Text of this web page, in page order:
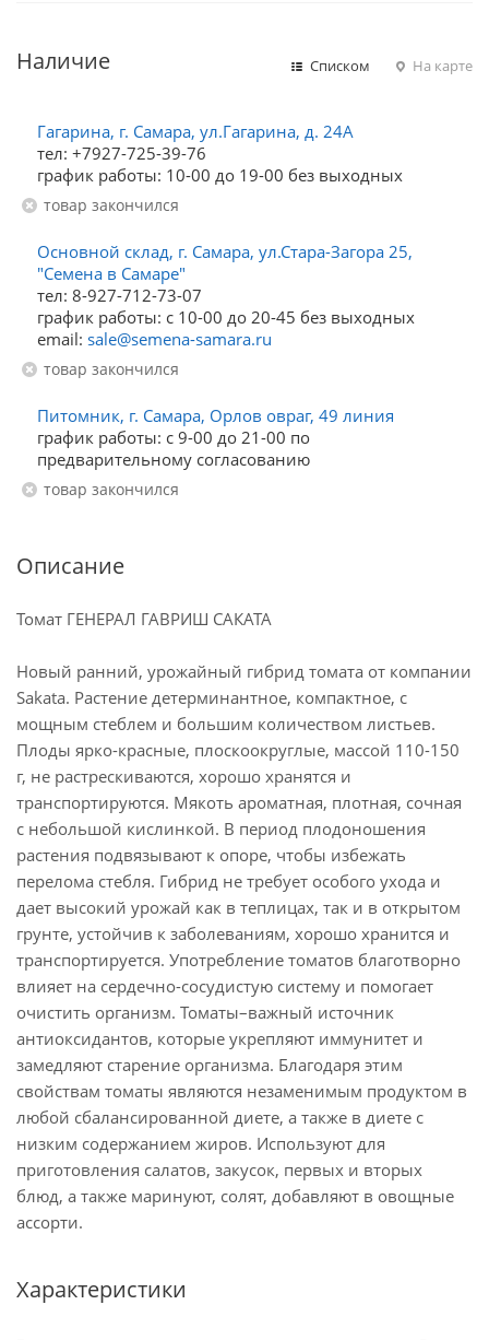
Наличие Списком На карте
Гагарина, г. Самара, ул.Гагарина, д. 24А
тел: +7927-725-39-76
график работы: 10-00 до 19-00 без выходных
Товар закончился
Основной склад, г. Самара, ул.Стара-Загора 25,
"Семена в Самаре"
тел: 8-927-712-73-07
график работы: с 10-00 до 20-45 без выходных
email: sale@semena-samara.ru
Товар закончился
Питомник, г. Самара, Орлов овраг, 49 линия
график работы: с 9-00 до 21-00 по
предварительному согласованию
Товар закончился
Описание
Томат ГЕНЕРАЛ ГАВРИШ САКАТА
Новый ранний, урожайный гибрид томата от компании
Sakata. Растение детерминантное, компактное, с
мощным стеблем и большим количеством листьев.
Плоды ярко-красные, плоскоокруглые, массой 110-150
г, не растрескиваются, хорошо хранятся и
транспортируются. Мякоть ароматная, плотная, сочная
с небольшой кислинкой. В период плодоношения
растения подвязывают к опоре, чтобы избежать
перелома стебля. Гибрид не требует особого ухода и
дает высокий урожай как в теплицах, так и в открытом
грунте, устойчив к заболеваниям, хорошо хранится и
транспортируется. Употребление томатов благотворно
влияет на сердечно-сосудистую систему и помогает
очистить организм. Томаты–важный источник
антиоксидантов, которые укрепляют иммунитет и
замедляют старение организма. Благодаря этим
свойствам томаты являются незаменимым продуктом в
любой сбалансированной диете, а также в диете с
низким содержанием жиров. Используют для
приготовления салатов, закусок, первых и вторых
блюд, а также маринуют, солят, добавляют в овощные
ассорти.
Характеристики